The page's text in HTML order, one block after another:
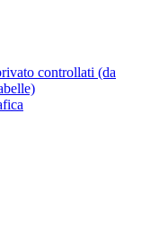
controllati (da